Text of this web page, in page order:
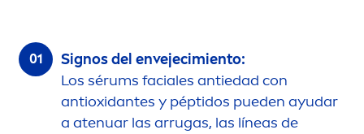
Signos del envejecimiento:
Los sérums faciales antiedad con
antioxidantes y péptidos pueden ayudar
a atenuar las arrugas, las líneas de